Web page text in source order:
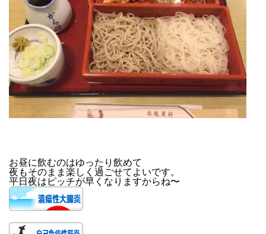
お昼に飲むのはゆったり飲めて
夜もそのまま楽しく過ごせてよいです。
平日夜はピッチが早くなりますからね〜